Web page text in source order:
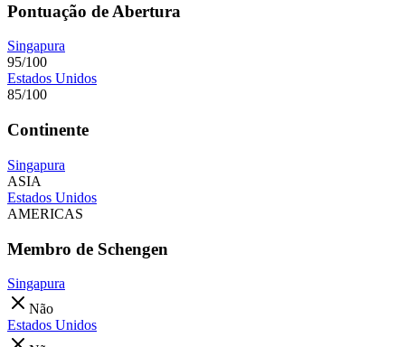
Pontuação de Abertura
Singapura
95/100
Estados Unidos
85/100
Continente
Singapura
ASIA
Estados Unidos
AMERICAS
Membro de Schengen
Singapura
Não
Estados Unidos